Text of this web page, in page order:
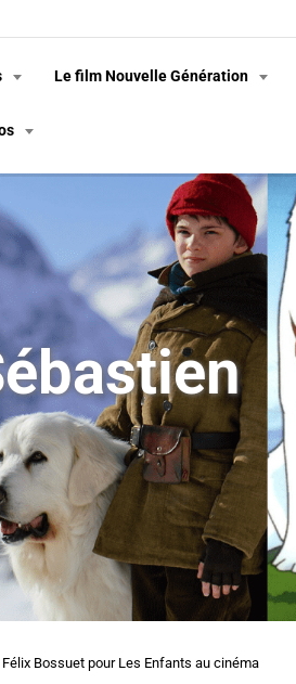
Le film Nouvelle Génération
Bossuet pour Les Enfants au cinéma